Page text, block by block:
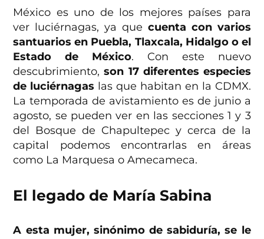
México es uno de los mejores países para
ver luciérnagas, ya que cuenta con varios
santuarios en Puebla, Tlaxcala, Hidalgo o el
Estado de México. Con este nuevo
descubrimiento,son 17 diferentes especies
de luciérnagas las que habitan en la CDMX.
La temporada de avistamiento es de junio a
agosto, se pueden ver en las secciones 1 y 3
del Bosque de Chapultepec y cerca de la
capital podemos encontrarlas en áreas
como La Marquesa o Amecameca.
El legado de María Sabina
A esta mujer, sinónimo de sabiduría, se le